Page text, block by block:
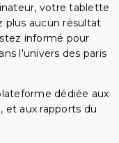
votre tablette
plus aucun résultat
informé pour
l'univers des paris
dédiée aux
et aux rapports du